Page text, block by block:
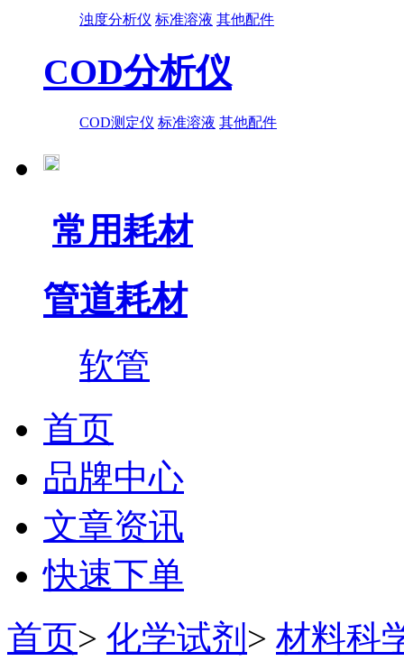
浊度分析仪 标准溶液 其他配件
COD分析仪
COD测定仪 标准溶液 其他配件
常用耗材
管道耗材
软管
首页
品牌中心
文章资讯
快速下单
首页> 化学试剂 > 材料科